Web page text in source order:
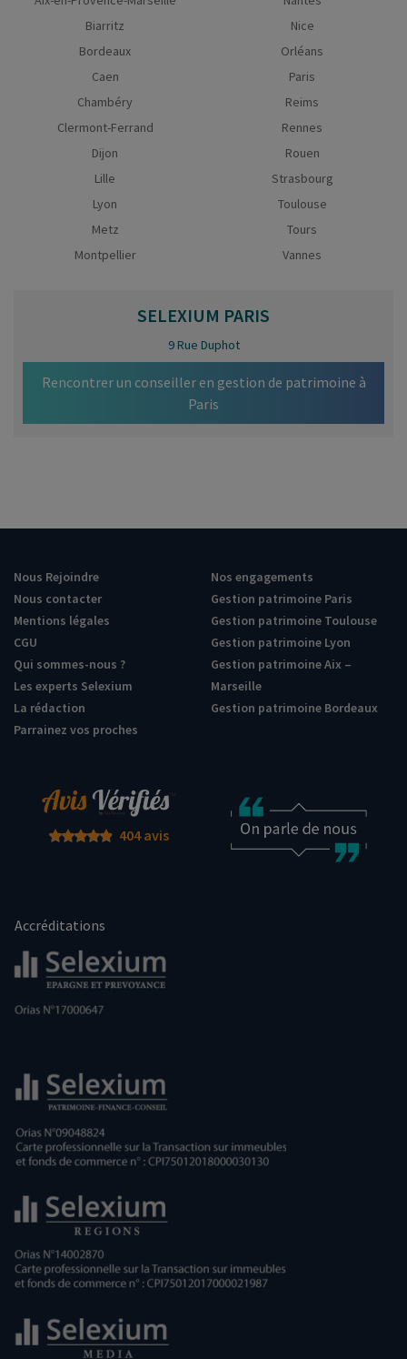
Biarritz
Bordeaux
Caen
Chambéry
Clermont-Ferrand
Dijon
Lille
Lyon
Metz
Montpellier
Nice
Orléans
Paris
Reims
Rennes
Rouen
Strasbourg
Toulouse
Tours
Vannes
SELEXIUM PARIS
9 Rue Duphot
Rencontrer un conseiller en gestion de patrimoine à
Paris
Nous Rejoindre
Nous contacter
Mentions légales
CGU
Qui sommes-nous ?
Les experts Selexium
La rédaction
Parrainez vos proches
Nos engagements
Gestion patrimoine Paris
Gestion patrimoine Toulouse
Gestion patrimoine Lyon
Gestion patrimoine Aix –
Marseille
Gestion patrimoine Bordeaux
404 avis
Accréditations